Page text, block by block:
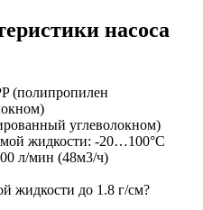
насоса
(полипропилен
углеволокном)
жидкости: -20…100°С
л/мин (48м3/ч)
жидкости до 1.8 г/см?